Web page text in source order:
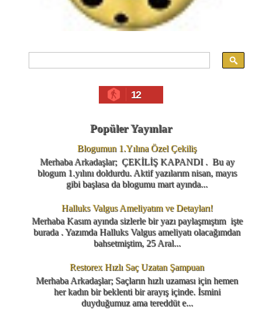
12
Popüler Yayınlar
Blogumun 1.Yılına Özel Çekiliş
Merhaba Arkadaşlar; ÇEKİLİŞ KAPANDI . Bu ay
blogum 1.yılını doldurdu. Aktif yazılarım nisan, mayıs
gibi başlasa da blogumu mart ayında...
Halluks Valgus Ameliyatım ve Detayları!
Merhaba Kasım ayında sizlerle bir yazı paylaşmıştım işte
burada . Yazımda Halluks Valgus ameliyatı olacağımdan
bahsetmiştim, 25 Aral...
Restorex Hızlı Saç Uzatan Şampuan
Merhaba Arkadaşlar; Saçların hızlı uzaması için hemen
her kadın bir beklenti bir arayış içinde. İsmini
duyduğumuz ama tereddüt e...